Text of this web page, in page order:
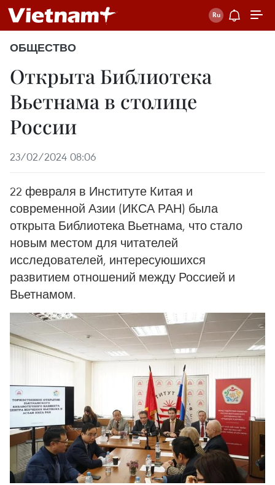
ОБЩЕСТВО
Открыта Библиотека
Вьетнама в столице
России
23/02/2024 08:06
22 февраля в Институте Китая и
современной Азии (ИКСА РАН) была
открыта Библиотека Вьетнама, что стало
новым местом для читателей
исследователей, интересуюшихся
развитием отношений между Россией и
Вьетнамом.